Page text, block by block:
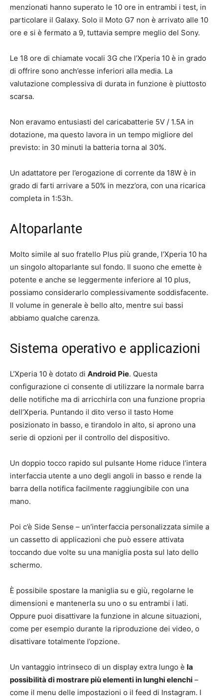
menzionati hanno superato le 10 ore in entrambi i test, in
particolare il Galaxy. Solo il Moto G7 non è arrivato alle 10
ore e si è fermato a 9, tuttavia sempre meglio del Sony.
Le 18 ore di chiamate vocali 3G che l’Xperia 10 è in grado
di offrire sono anch’esse inferiori alla media. La
valutazione complessiva di durata in funzione è piuttosto
scarsa.
Non eravamo entusiasti del caricabatterie 5V / 1.5A in
dotazione, ma questo lavora in un tempo migliore del
previsto: in 30 minuti la batteria torna al 30%.
Un adattatore per l’erogazione di corrente da 18W è in
grado di farti arrivare a 50% in mezz’ora, con una ricarica
completa in 1:53h.
Altoparlante
Molto simile al suo fratello Plus più grande, l’Xperia 10 ha
un singolo altoparlante sul fondo. Il suono che emette è
potente e anche se leggermente inferiore al 10 plus,
possiamo considerarlo complessivamente soddisfacente.
Il volume in generale è bello alto, mentre sui bassi
abbiamo qualche carenza.
Sistema operativo e applicazioni
L’Xperia 10 è dotato di Android Pie. Questa
configurazione ci consente di utilizzare la normale barra
delle notifiche ma di arricchirla con una funzione propria
dell’Xperia. Puntando il dito verso il tasto Home
posizionato in basso, e tirandolo in alto, si aprono una
serie di opzioni per il controllo del dispositivo.
Un doppio tocco rapido sul pulsante Home riduce l’intera
interfaccia utente a uno degli angoli in basso e rende la
barra della notifica facilmente raggiungibile con una
mano.
Poi c’è Side Sense – un’interfaccia personalizzata simile a
un cassetto di applicazioni che può essere attivata
toccando due volte su una maniglia posta sul lato dello
schermo.
È possibile spostare la maniglia su e giù, regolarne le
dimensioni e mantenerla su uno o su entrambi i lati.
Oppure puoi disattivare la funzione in alcune situazioni,
come per esempio durante la riproduzione dei video, o
disattivare totalmente l’opzione.
Un vantaggio intrinseco di un display extra lungo è la
possibilità di mostrare più elementi in lunghi elenchi –
come il menu delle impostazioni o il feed di Instagram. I